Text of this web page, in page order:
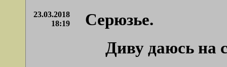
23.03.2018
18:19
Серюзье.
Диву даюсь на